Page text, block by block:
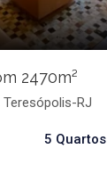
2470m²
RJ
5 Quartos